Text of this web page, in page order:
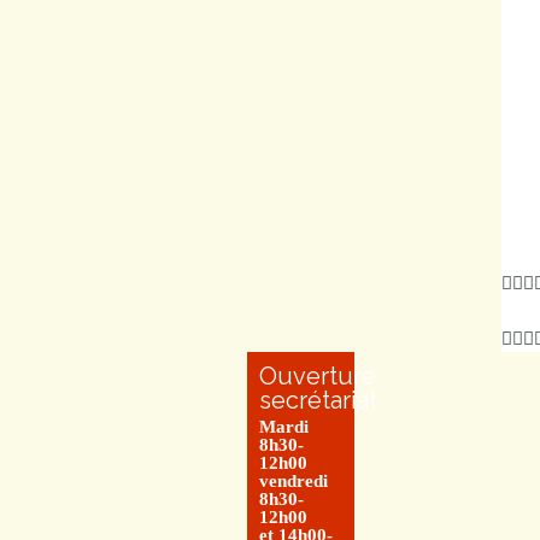
Ouverture
secrétariat
Mardi
8h30-
12h00
vendredi
8h30-
12h00
et 14h00-